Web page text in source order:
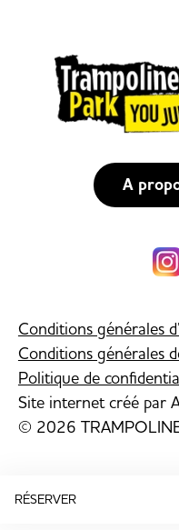
A
Conditions générales
Conditions générales
Politique de
Site internet créé par
© 2026
RÉSERVER